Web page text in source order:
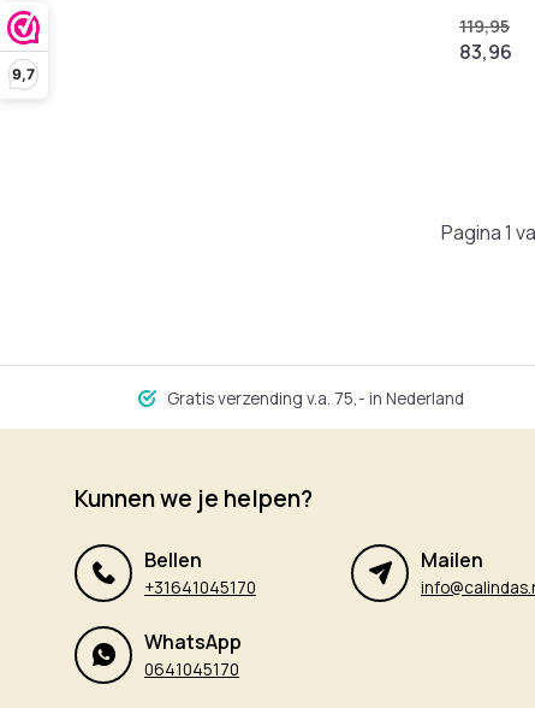
9,7
119,95
83,96
Pagina 1
Gratis verzending v.a. 75,- in Nederland
Kunnen we je helpen?
Bellen
+31641045170
Mailen
WhatsApp
0641045170